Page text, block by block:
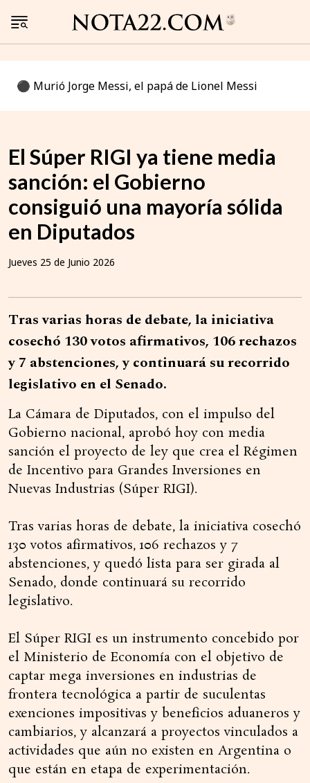
⚫️ Murió Jorge Messi, el papá de Lionel Messi
El Súper RIGI ya tiene media
sanción: el Gobierno
consiguió una mayoría sólida
en Diputados
Jueves 25 de Junio 2026
Tras varias horas de debate, la iniciativa
cosechó 130 votos afirmativos, 106 rechazos
y 7 abstenciones, y continuará su recorrido
legislativo en el Senado.
La Cámara de Diputados, con el impulso del
Gobierno nacional, aprobó hoy con media
sanción el proyecto de ley que crea el Régimen
de Incentivo para Grandes Inversiones en
Nuevas Industrias (Súper RIGI).
Tras varias horas de debate, la iniciativa cosechó
130 votos afirmativos, 106 rechazos y 7
abstenciones, y quedó lista para ser girada al
Senado, donde continuará su recorrido
legislativo.
El Súper RIGI es un instrumento concebido por
el Ministerio de Economía con el objetivo de
captar mega inversiones en industrias de
frontera tecnológica a partir de suculentas
exenciones impositivas y beneficios aduaneros y
cambiarios, y alcanzará a proyectos vinculados a
actividades que aún no existen en Argentina o
que están en etapa de experimentación.